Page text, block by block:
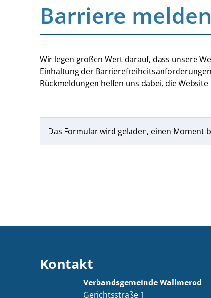
Barriere melden
Wir legen großen Wert darauf, dass unsere
Einhaltung der
Rückmeldungen helfen uns dabei, die
Das Formular wird geladen, einen Moment
Kontakt
Verbandsgemeinde Wallmerod
Gerichtsstraße 1